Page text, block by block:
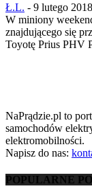
Ł.L. - 9 lutego 2018
W miniony
znajdującego się
Toyotę Prius PHV
NaPrądzie.pl to
samochodów
elektromobilności.
Napisz do nas:
POPULARNE